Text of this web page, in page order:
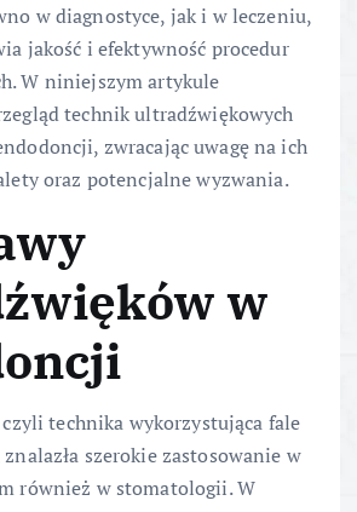
w diagnostyce, jak i w leczeniu,
jakość i efektywność procedur
W niniejszym artykule
technik ultradźwiękowych
zwracając uwagę na ich
oraz potencjalne wyzwania.
w
technika wykorzystująca fale
szerokie zastosowanie w
również w stomatologii. W